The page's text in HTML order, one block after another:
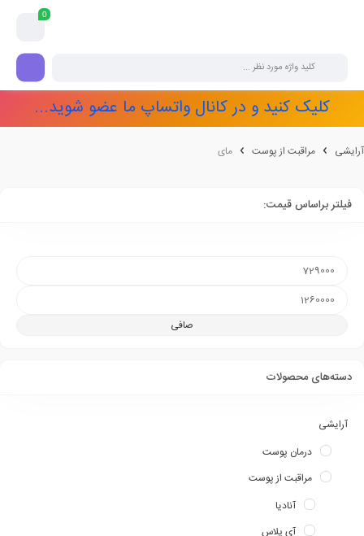
0
کلیک کنید و در کانال واتساپ ما عضو شوید...
آرایشی مراقبت از پوست مای
فیلتر براساس قیمت:
صافی
دسته‌های محصولات
آرایشی
درمان پوست
مراقبت از پوست
آنادیا
آی پلاس